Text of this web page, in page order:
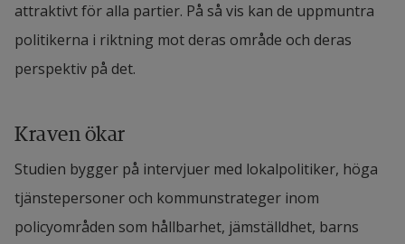
attraktivt för alla partier. På så vis kan de uppmuntra
politikerna i riktning mot deras område och deras
perspektiv på det.
Kraven ökar
Studien bygger på intervjuer med lokalpolitiker, höga
tjänstepersoner och kommunstrateger inom
policyområden som hållbarhet, jämställdhet, barns